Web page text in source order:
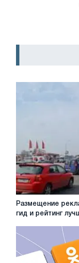
Размещение
рекламы
Киеве:
Размещение
гид и рейтинг